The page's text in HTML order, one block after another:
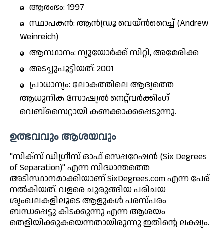
ആരംഭം: 1997
സ്ഥാപകൻ: ആൻഡ്രൂ വെയ്ൻറൈച്ച് (Andrew
Weinreich)
ആസ്ഥാനം: ന്യൂയോർക്ക് സിറ്റി, അമേരിക്ക
അടച്ചുപൂട്ടിയത്: 2001
പ്രാധാന്യം: ലോകത്തിലെ ആദ്യത്തെ
ആധുനിക സോഷ്യൽ നെറ്റ്‌വർക്കിംഗ്
വെബ്സൈറ്റായി കണക്കാക്കപ്പെടുന്നു.
ഉത്ഭവവും ആശയവും
"സിക്സ് ഡിഗ്രീസ് ഓഫ് സെപ്പറേഷൻ (Six Degrees
of Separation)" എന്ന സിദ്ധാന്തത്തെ
അടിസ്ഥാനമാക്കിയാണ് SixDegrees.com എന്ന പേര്
നൽകിയത്. വളരെ ചുരുങ്ങിയ പരിചയ
ശൃംഖലകളിലൂടെ ആളുകൾ പരസ്പരം
ബന്ധപ്പെട്ടു കിടക്കുന്നു എന്ന ആശയം
തെളിയിക്കുകയെന്നതായിരുന്നു ഇതിന്റെ ലക്ഷ്യം.